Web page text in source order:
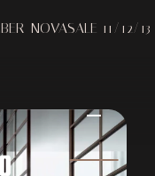
NOVASALE 11/12/13